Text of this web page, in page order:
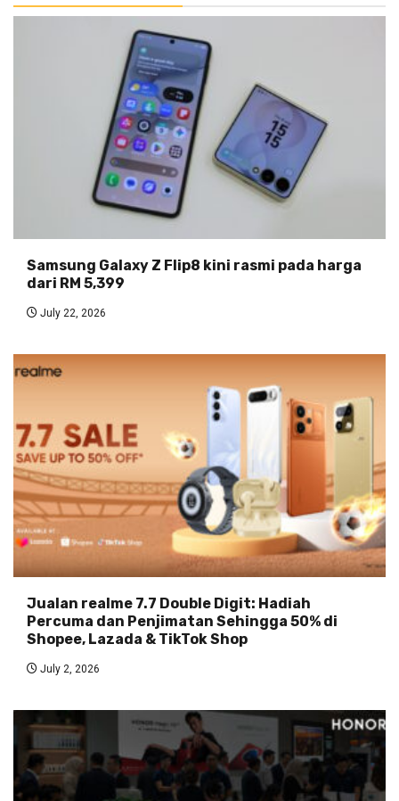
Samsung Galaxy Z Flip8 kini rasmi pada harga
dari RM 5,399
July 22, 2026
Jualan realme 7.7 Double Digit: Hadiah
Percuma dan Penjimatan Sehingga 50% di
Shopee, Lazada & TikTok Shop
July 2, 2026